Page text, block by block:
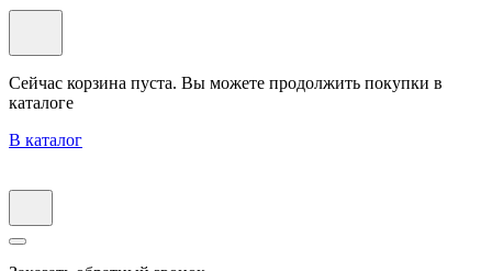
Сейчас корзина пуста. Вы можете продолжить покупки в
каталоге
В каталог